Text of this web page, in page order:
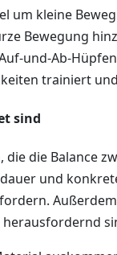
um kleine
Bewegung
und-Ab-
trainiert
sind
die die Balance
und